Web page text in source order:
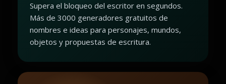
Supera el bloqueo del escritor en segundos.
Más de 3000 generadores gratuitos de
nombres e ideas para personajes, mundos,
objetos y propuestas de escritura.